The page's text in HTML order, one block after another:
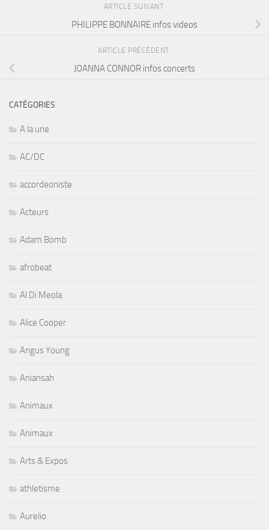
ARTICLE SUIVANT
PHILIPPE BONNAIRE infos videos
ARTICLE PRÉCÉDENT
JOANNA CONNOR infos concerts
CATÉGORIES
A la une
AC/DC
accordeoniste
Acteurs
Adam Bomb
afrobeat
Al Di Meola
Alice Cooper
Angus Young
Aniansah
Animaux
Animaux
Arts & Expos
athletisme
Aurelio